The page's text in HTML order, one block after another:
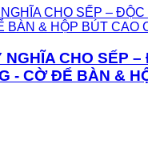
NGHĨA CHO SẾP –
- CỜ ĐỂ BÀN &